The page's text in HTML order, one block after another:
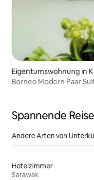
Eigentumswohnung in
Borneo Modern Paar
Spannende
Andere Arten von
Hotelzimmer
Sarawak